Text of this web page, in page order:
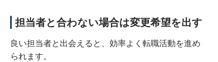
担当者と合わない場合は変更希望を出す
良い担当者と出会えると、効率よく転職活動を進め
られます。